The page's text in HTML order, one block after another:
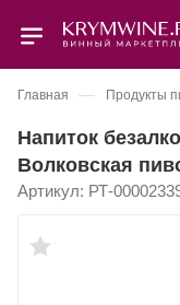
Главная — Продукты
Напиток
Волковская
Артикул: РТ-